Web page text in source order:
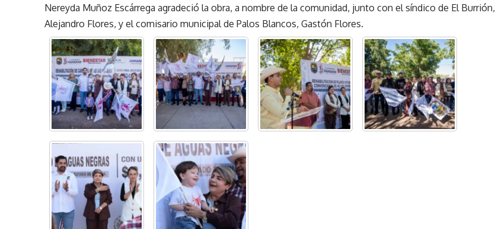
Nereyda Muñoz Escárrega agradeció la obra, a nombre de la comunidad, junto con el síndico de El Burrión,
Alejandro Flores, y el comisario municipal de Palos Blancos, Gastón Flores.